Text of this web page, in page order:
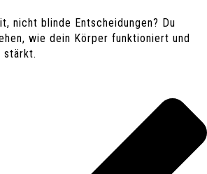
nicht blinde Entscheidungen? Du
wie dein Körper funktioniert und
stärkt.